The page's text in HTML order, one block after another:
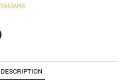
DESCRIPTION